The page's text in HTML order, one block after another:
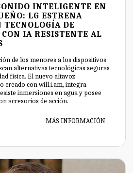
INTELIGENTE EN
LG ESTRENA
TECNOLOGÍA DE
IA RESISTENTE AL
de los menores a los dispositivos
alternativas tecnológicas seguras
física. El nuevo altavoz
creado con will.i.am, integra
inmersiones en agua y posee
accesorios de acción.
MÁS INFORMACIÓN